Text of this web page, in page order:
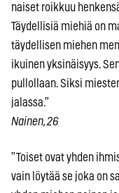
naiset roikkuu
Täydellisiä miehiä on
täydellisen miehen
ikuinen yksinäisyys.
pullollaan. Siksi
jalassa.”
Nainen, 26
”Toiset ovat yhden
vain löytää se joka on